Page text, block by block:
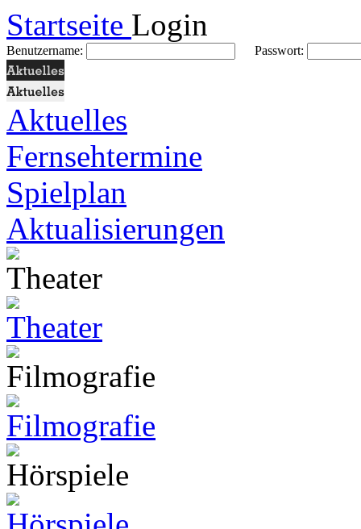
Startseite Login
Benutzername: Passwort:
Aktuelles
Fernsehtermine
Spielplan
Aktualisierungen